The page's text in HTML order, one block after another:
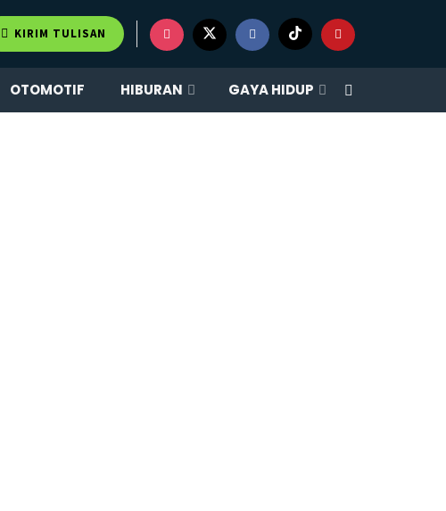
KIRIM TULISAN
OTOMOTIF HIBURAN GAYA HIDUP